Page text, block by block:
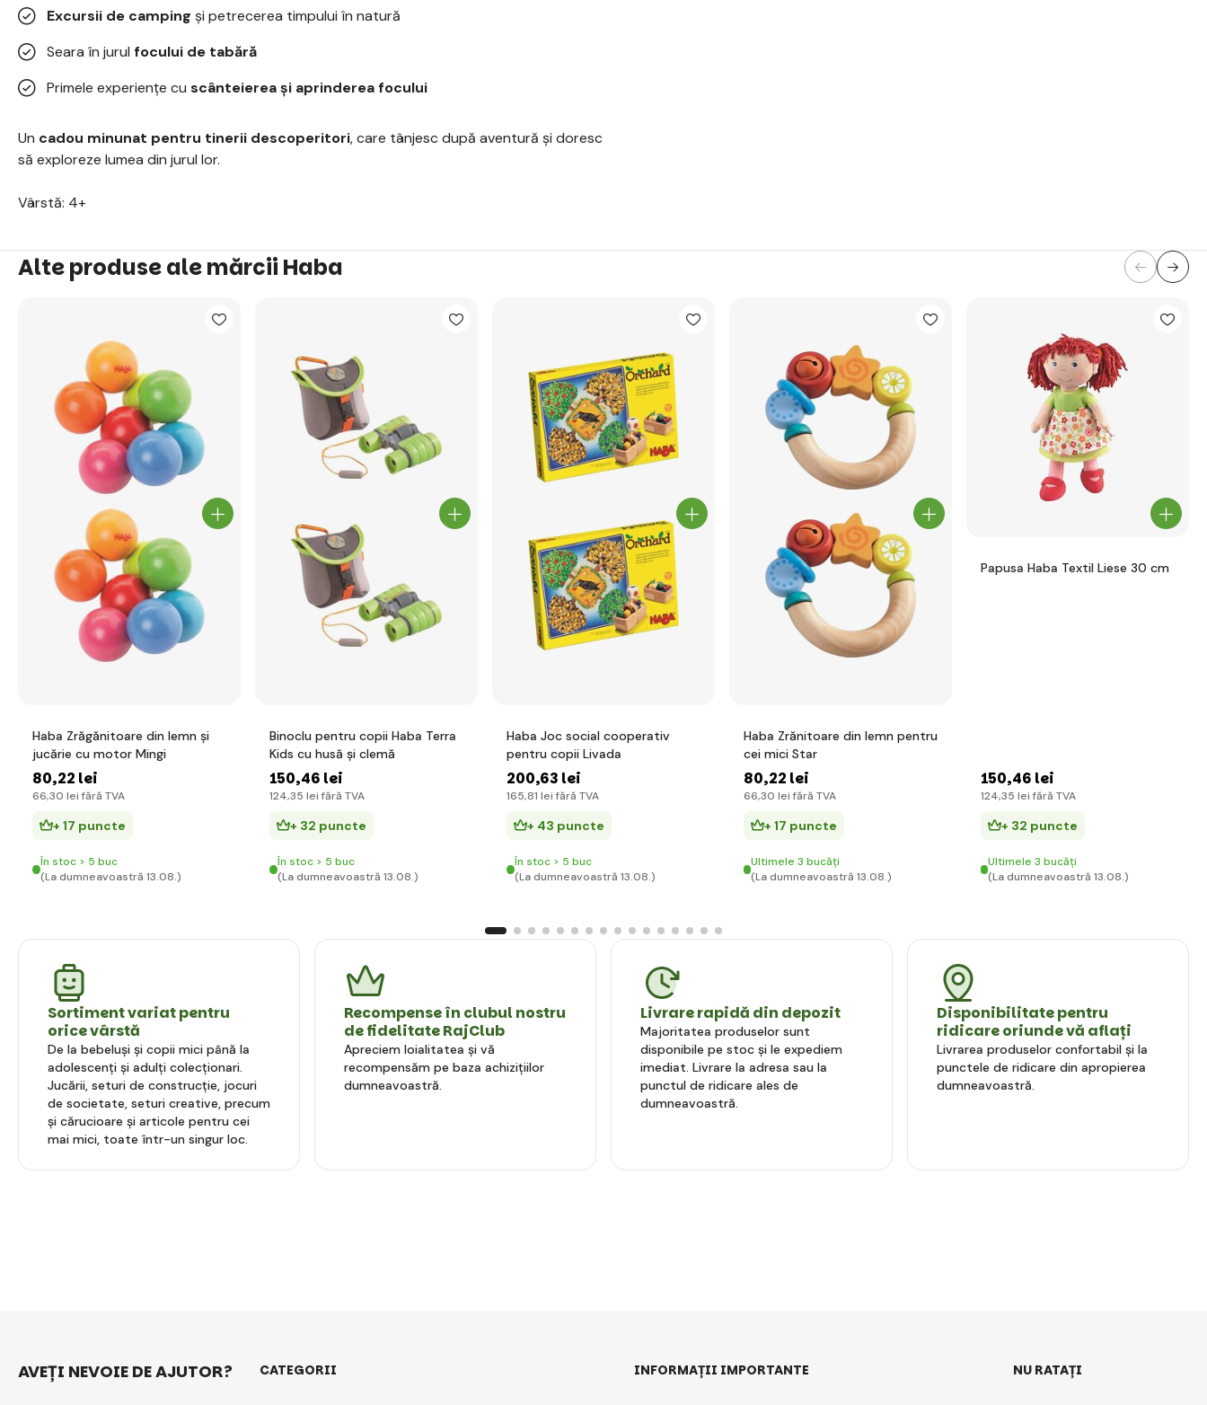
Excursii de camping și petrecerea timpului în natură
Seara în jurul focului de tabără
Primele experiențe cu scânteierea și aprinderea focului
Un cadou minunat pentru tinerii descoperitori, care tânjesc după aventură și doresc
să exploreze lumea din jurul lor.
Vârstă: 4+
Alte produse ale mărcii Haba
Haba Zrăgănitoare din lemn și
jucărie cu motor Mingi
80,22 lei
66,30 lei fără TVA
+ 17 puncte
În stoc > 5 buc
(La dumneavoastră 13.08.)
Binoclu pentru copii Haba Terra
Kids cu husă și clemă
150,46 lei
124,35 lei fără TVA
+ 32 puncte
În stoc > 5 buc
(La dumneavoastră 13.08.)
Haba Joc social cooperativ
pentru copii Livada
200,63 lei
165,81 lei fără TVA
+ 43 puncte
În stoc > 5 buc
(La dumneavoastră 13.08.)
Haba Zrănitoare din lemn pentru
cei mici Star
80,22 lei
66,30 lei fără TVA
+ 17 puncte
Ultimele 3 bucăți
(La dumneavoastră 13.08.)
Papusa Haba Textil Liese 30 cm
150,46 lei
124,35 lei fără TVA
+ 32 puncte
Ultimele 3 bucăți
(La dumneavoastră 13.08.)
Sortiment variat pentru
orice vârstă
De la bebeluși și copii mici până la
adolescenți și adulți colecționari.
Jucării, seturi de construcție, jocuri
de societate, seturi creative, precum
și cărucioare și articole pentru cei
mai mici, toate într-un singur loc.
Recompense în clubul nostru
de fidelitate RajClub
Apreciem loialitatea și vă
recompensăm pe baza achizițiilor
dumneavoastră.
Livrare rapidă din depozit
Majoritatea produselor sunt
disponibile pe stoc și le expediem
imediat. Livrare la adresa sau la
punctul de ridicare ales de
dumneavoastră.
Disponibilitate pentru
ridicare oriunde vă aflați
Livrarea produselor confortabil și la
punctele de ridicare din apropierea
dumneavoastră.
AVEȚI NEVOIE DE AJUTOR? CATEGORII INFORMAȚII IMPORTANTE NU RATAȚI